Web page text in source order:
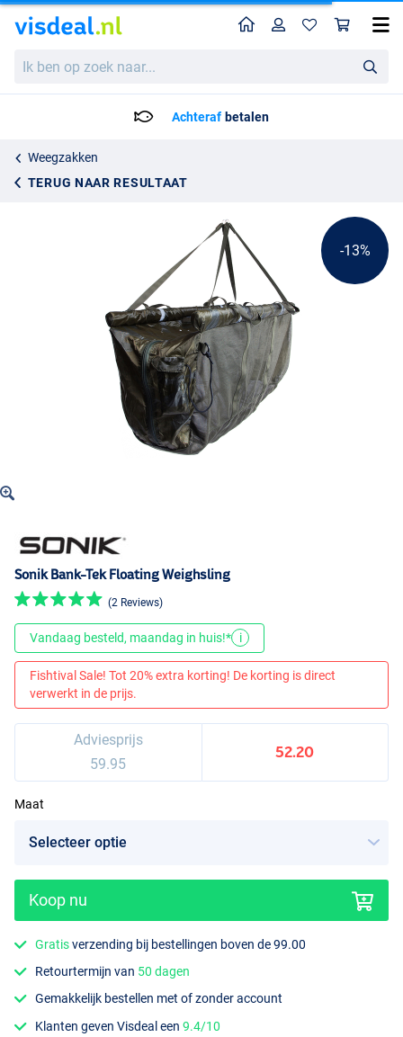
ben
HomeProfiel
Achteraf betalen
Weegzakken
TERUG NAAR RESULTAAT
Sonik Bank-Tek Floating Weighsling
59.95
-13%
Sonik Bank-Tek Floating Weighsling
(2 Reviews)
Vandaag besteld, maandag in huis!* i
Fishtival Sale! Tot 20% extra korting! De korting is direct
verwerkt in de prijs.
Adviesprijs
59.95
52.20
Maat
Koop nu
Gratisverzending bij bestellingen boven de 99.00
Retourtermijn van 50 dagen
Gemakkelijk bestellen met of zonder account
Klanten geven Visdeal een9.4/10